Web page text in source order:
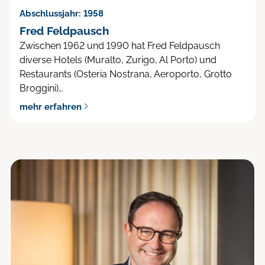
Abschlussjahr: 1958
Fred Feldpausch
Zwischen 1962 und 1990 hat Fred Feldpausch
diverse Hotels (Muralto, Zurigo, Al Porto) und
Restaurants (Osteria Nostrana, Aeroporto, Grotto
Broggini)…
mehr erfahren